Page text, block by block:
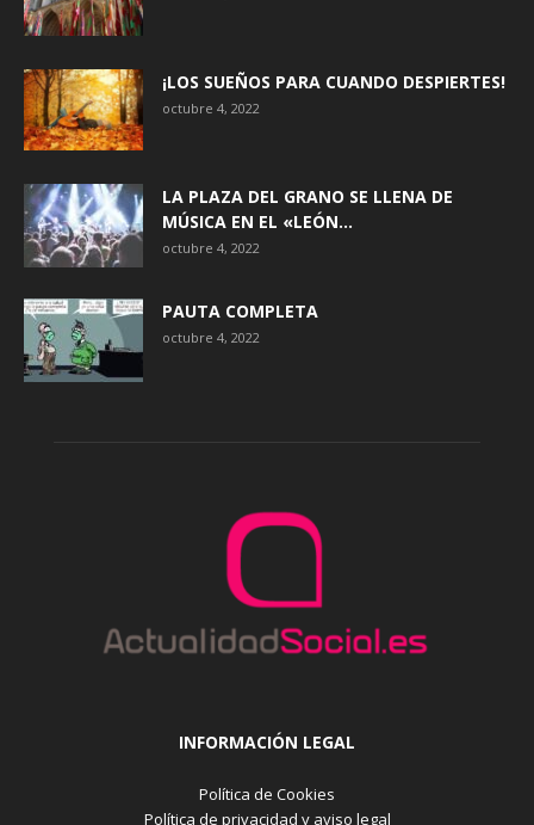
¡LOS SUEÑOS PARA CUANDO DESPIERTES!
octubre 4, 2022
LA PLAZA DEL GRANO SE LLENA DE
MÚSICA EN EL «LEÓN...
octubre 4, 2022
PAUTA COMPLETA
octubre 4, 2022
INFORMACIÓN LEGAL
Política de Cookies
Política de privacidad y aviso legal